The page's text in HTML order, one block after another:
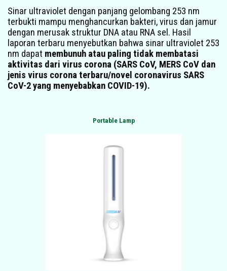
Sinar ultraviolet dengan panjang gelombang 253 nm
terbukti mampu menghancurkan bakteri, virus dan jamur
dengan merusak struktur DNA atau RNA sel. Hasil
laporan terbaru menyebutkan bahwa sinar ultraviolet 253
nm dapat membunuh atau paling tidak membatasi
aktivitas dari virus corona (SARS CoV, MERS CoV dan
jenis virus corona terbaru/novel coronavirus SARS
CoV-2 yang menyebabkan COVID-19).
Portable Lamp